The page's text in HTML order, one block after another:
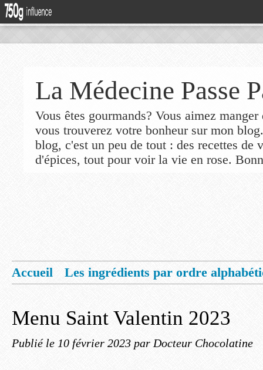
La Médecine Passe
Vous êtes gourmands? Vous aimez
vous trouverez votre bonheur sur mon
blog, c'est un peu de tout : des recettes de
d'épices, tout pour voir la vie en rose.
Accueil
Les ingrédients par ordre
Menu Saint Valentin 2023
Publié le 10 février 2023 par Docteur Chocolatine